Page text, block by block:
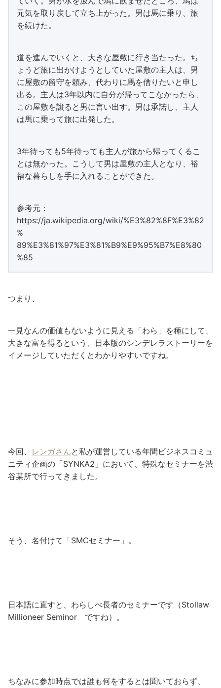
元気を取り戻して立ち上がった。男は馬に乗り、旅
を続けた。
道を進んでいくと、大きな屋敷に行き当たった。ち
ょうど旅に出かけようとしていた屋敷の主人は、男
に屋敷の留守を頼み、代わりに馬を借りたいと申し
出る。主人は3年以内に自分が帰ってこなかったら、
この屋敷を譲ると男に言い出す。男は承諾し、主人
は馬に乗って旅に出発した。
3年待っても5年待っても主人が旅から帰ってくるこ
とは無かった。こうして男は屋敷の主人となり、裕
福な暮らしを手に入れることができた。
参考元：
https://ja.wikipedia.org/wiki/%E3%82%8F%E3%82
%
89%E3%81%97%E3%81%B9%E9%95%B7%E8%80
%85
つまり、
一見なんの価値もないように見える「わら」を種にして、
大きな富を得るという、日本版のシンデレラストーリーを
イメージしていただくとわかりやすいですね。
今回、 レンガさんと私が運営している年間ビジネスコミュ
ニティ企画の「SYNKA2」において、特殊なセミナーを渋
谷某所で行ってきました。
そう、名付けて「SMCセミナー」。
日本語に直すと、わらしべ長者のセミナーです（Stollaw
Millioneer Seminor ですね）。
ちなみに参加時点では誰も何をするとは聞いておらず、